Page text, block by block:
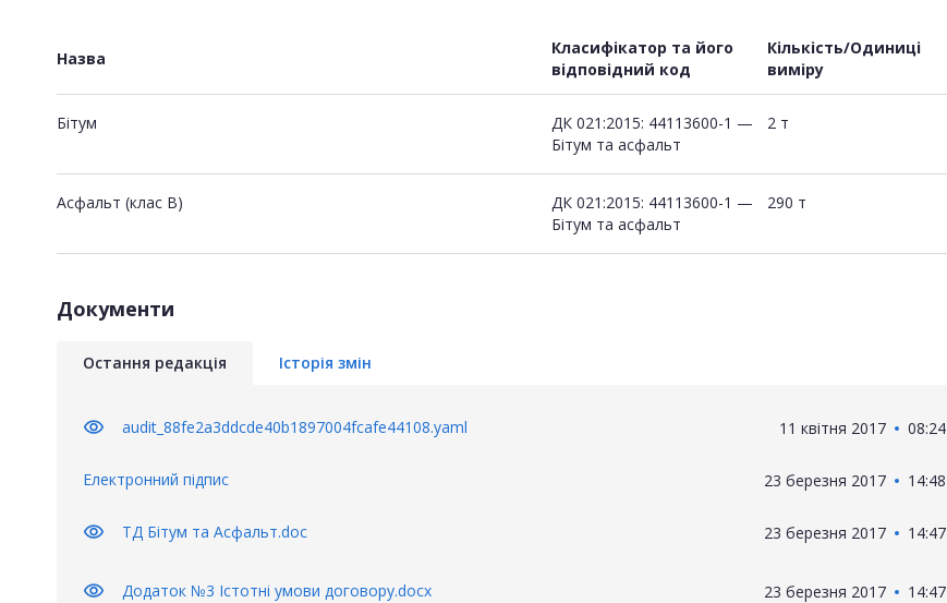
Назва
Класифікатор та його
відповідний код
Кількість/Одиниці
виміру
Бітум
ДК 021:2015: 44113600-1 —
Бітум та асфальт
2 т
Асфальт (клас В)
ДК 021:2015: 44113600-1 —
Бітум та асфальт
290 т
Документи
Остання редакція Історія змін
visibility audit_88fe2a3ddcde40b1897004fcafe44108.yaml 11 квітня 2017 08:24
Електронний підпис 23 березня 2017 14:48
visibility ТД Бітум та Асфальт.doc 23 березня 2017 14:47
visibility Додаток №3 Істотні умови договору.docx 23 березня 2017 14:47